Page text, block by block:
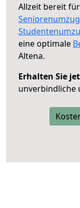
Allzeit bereit
Seniorenumzug
eine optimale
Altena.
Erhalten Sie
unverbindliche